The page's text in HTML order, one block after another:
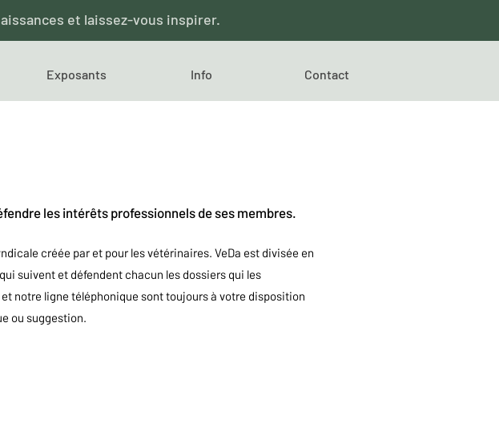
et laissez-vous inspirer.
Exposants Info Contact
les intérêts professionnels de ses membres.
créée par et pour les vétérinaires. VeDa est divisée en
suivent et défendent chacun les dossiers qui les
notre ligne téléphonique sont toujours à votre disposition
ou suggestion.